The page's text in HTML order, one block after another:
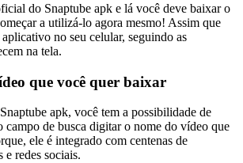
do Snaptube apk e lá você deve baixar o
a utilizá-lo agora mesmo! Assim que
no seu celular, seguindo as
na tela.
que você quer baixar
apk, você tem a possibilidade de
campo de busca digitar o nome do vídeo que
ele é integrado com centenas de
e redes sociais.